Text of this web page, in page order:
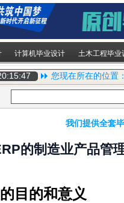
计算机毕业设计 土木工程毕业
您现在所在的位置
我们提供全套
的制造业产品管
目的和意义